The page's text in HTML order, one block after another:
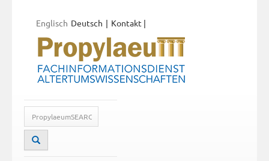
Deutsch
Englisch Kontakt |